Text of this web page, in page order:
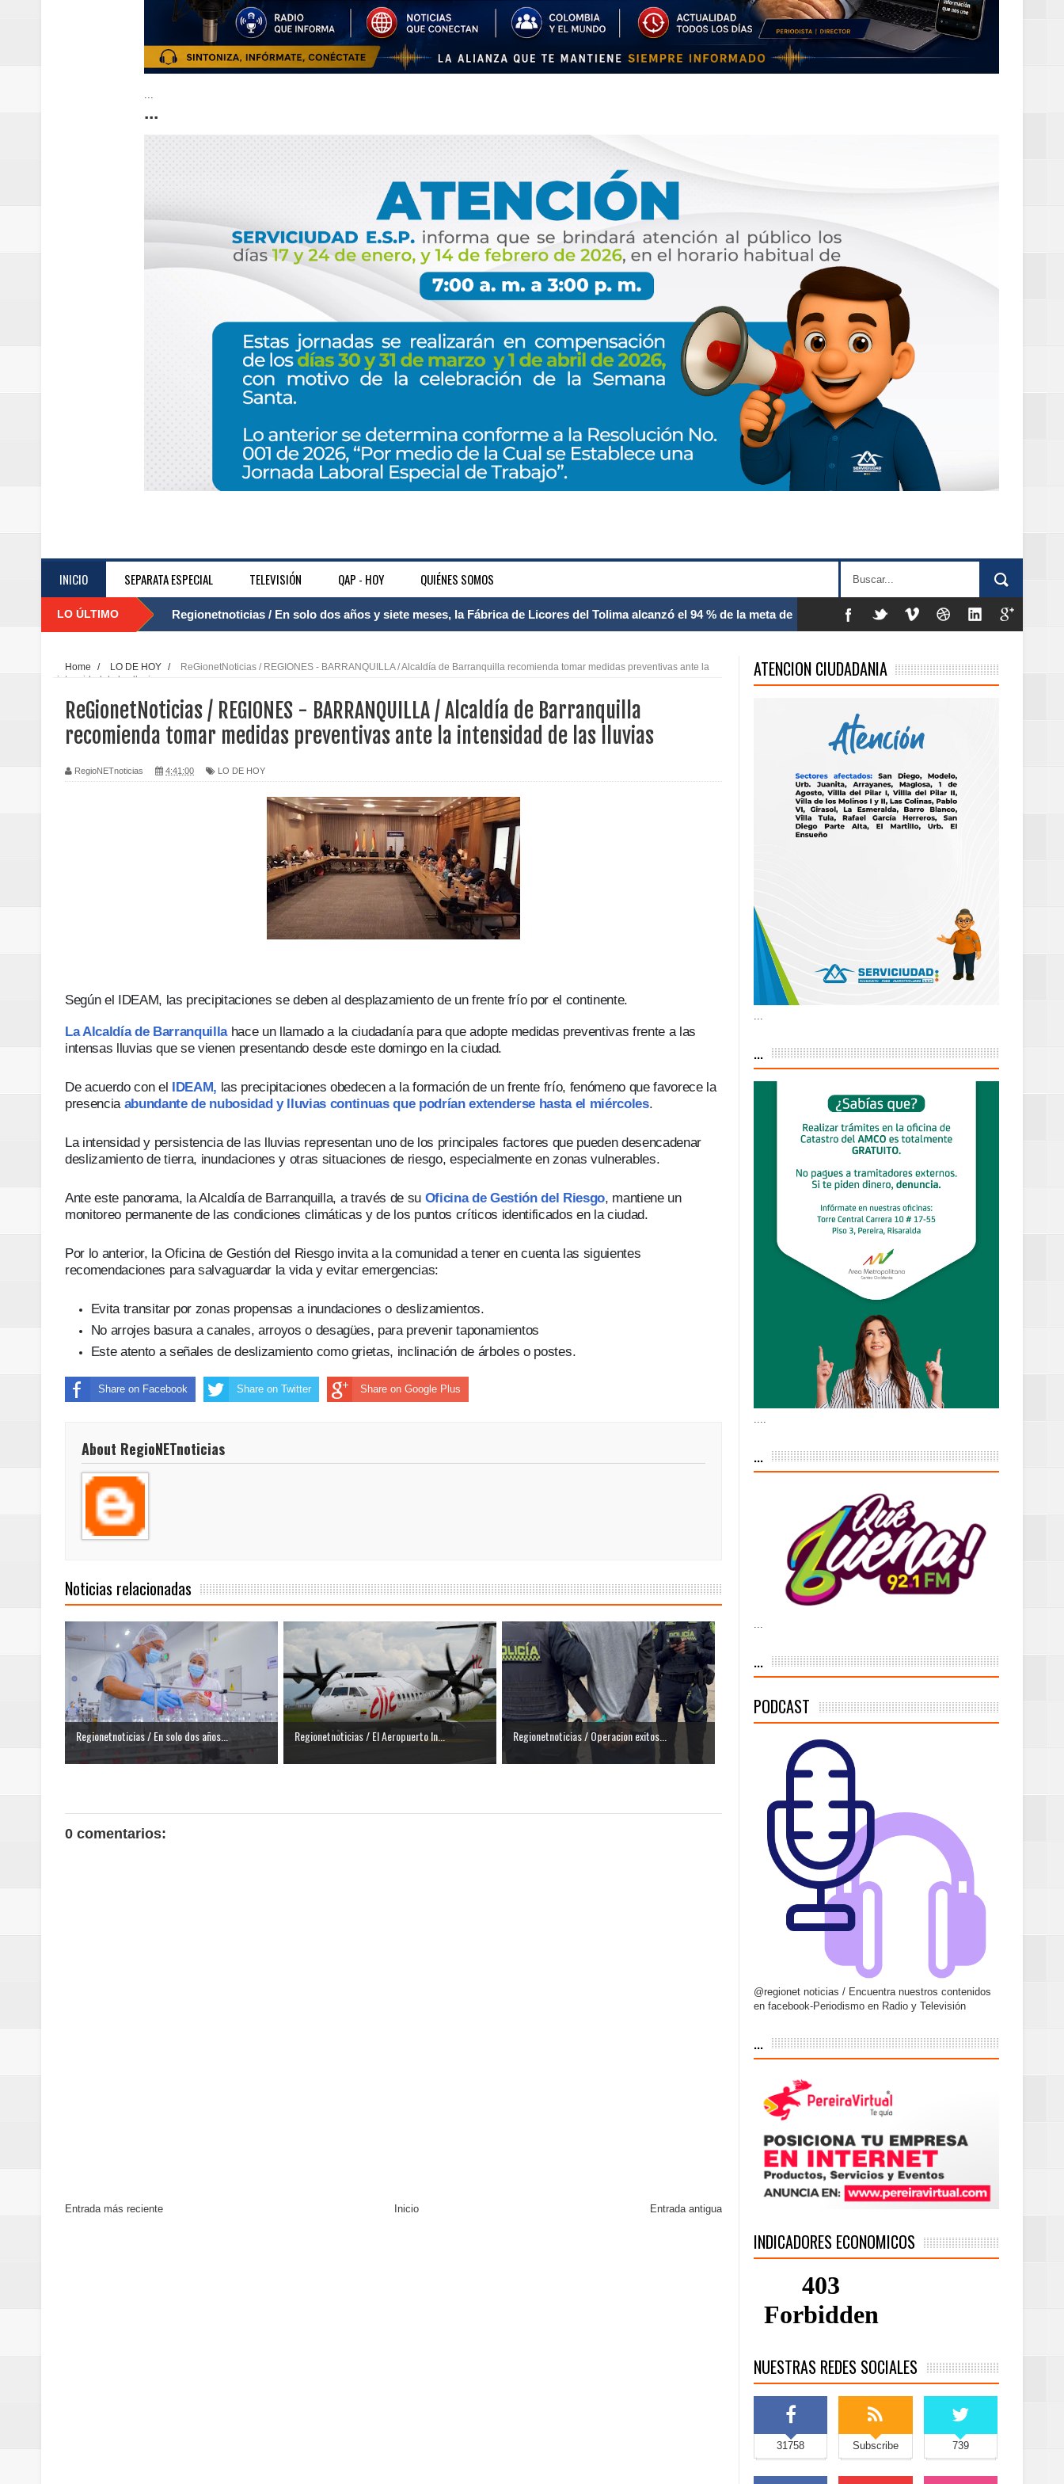
...
...
INICIO SEPARATA ESPECIAL TELEVISIÓN QAP - HOY QUIÉNES SOMOS
LO ÚLTIMO Regionetnoticias / El Aeropuerto Internacional Matecaña fortalece su conectividad con una nueva frecuencia
Regionetnoticias / Caldas fortalece el Mecanismo Articulador Departamental para el abordaje de las violencias
posesión presidencial
Regionetnoticias / La Alcaldía de Pereira continúa renovando espacios comunitarios que llevaban décadas sin
Regionetnoticias / Agua potable transforma la vida de 68 estudiantes rurales en Filadelfia gracias al Gobierno de
Regionetnoticias / Población vulnerable en Tuluá tendrá comedor comunitario gracias al Galardón de la Mujer
Vallecaucana
Regionetnoticias / Alcaldía de Cartagena avanza en trabajos contra las inundaciones con solución definitiva en la
calle San Juan de Dios del Centro Histórico
Regionetnoticias / Estas son las millonarias inversiones del Gobierno Matiz en el municipio de San Luis
Regionetnoticias / Gobernación de Caldas hace seguimiento al avance de la construcción de 400 estufas
Regionetnoticias / Despliegue de seguridad sin precedentes: El Valle y la nación refuerzan seguridad aérea y
terrestre para la posesión presidencial
Regionetnoticias / Las ayudas técnicas aportaron dignidad a las personas con discapacidad de Pueblo Rico
ReGionetNoticias / DOSQUEBRADAS / Dosquebradas fortalece la respuesta frente a tres Alertas Tempranas con
ReGioNetNoticias- MEDELLIN / En Medellín fue inmovilizado un bus que estaba siendo lavado en la vía pública y
ReGionetNoticias / REPORTE ALEXANDER MENDEZ ( MIAMI ) Cali se blinda con amplio dispositivo de
seguridad para la posesión presidencial
Regionetnoticias / En solo dos años y siete meses, la Fábrica de Licores del Tolima alcanzó el 94 % de la meta de
transferencias prevista para los 4 años de gobierno
Home / LO DE HOY /
ReGionetNoticias / REGIONES - BARRANQUILLA / Alcaldía de Barranquilla recomienda tomar medidas preventivas ante la
intensidad de las lluvias
ReGionetNoticias / REGIONES - BARRANQUILLA / Alcaldía de Barranquilla
recomienda tomar medidas preventivas ante la intensidad de las lluvias
RegioNETnoticias 4:41:00 LO DE HOY
Según el IDEAM, las precipitaciones se deben al desplazamiento de un frente frío por el continente.
La Alcaldía de Barranquillahace un llamado a la ciudadanía para que adopte medidas preventivas frente a las
intensas lluvias que se vienen presentando desde este domingo en la ciudad.
De acuerdo con el IDEAM, las precipitaciones obedecen a la formación de un frente frío, fenómeno que favorece la
presencia abundante de nubosidad y lluvias continuas que podrían extenderse hasta el miércoles.
La intensidad y persistencia de las lluvias representan uno de los principales factores que pueden desencadenar
deslizamiento de tierra, inundaciones y otras situaciones de riesgo, especialmente en zonas vulnerables.
Ante este panorama, la Alcaldía de Barranquilla, a través de su Oficina de Gestión del Riesgo, mantiene un
monitoreo permanente de las condiciones climáticas y de los puntos críticos identificados en la ciudad.
Por lo anterior, la Oficina de Gestión del Riesgo invita a la comunidad a tener en cuenta las siguientes
recomendaciones para salvaguardar la vida y evitar emergencias:
Evita transitar por zonas propensas a inundaciones o deslizamientos.
No arrojes basura a canales, arroyos o desagües, para prevenir taponamientos
Este atento a señales de deslizamiento como grietas, inclinación de árboles o postes.
Share on Facebook Share on Twitter Share on Google Plus
About RegioNETnoticias
Noticias relacionadas
Regionetnoticias / En solo dos años... Regionetnoticias / El Aeropuerto In... Regionetnoticias / Operacion exitos...
0 comentarios:
Entrada más reciente Entrada antigua
Inicio
ATENCION CIUDADANIA
...
...
...
PODCAST
@regionet noticias / Encuentra nuestros contenidos
en facebook-Periodismo en Radio y Televisión
...
INDICADORES ECONOMICOS
NUESTRAS REDES SOCIALES
31758 Subscribe 739